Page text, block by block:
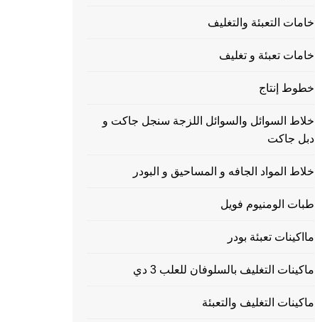
خامات التعبئة والتغليف
خامات تعبئة و تغليف
خطوط إنتاج
خلاط السوائل والسوائل اللزجة سنجل جاكت و
دبل جاكت
خلاط المواد الجافه و المساحيق و البودر
طبات الومنيوم فويل
مااكينات تعبئة بودر
ماكينات التغليف بالسلوفان للعلب 3 دي
ماكينات التغليف والتعبئة